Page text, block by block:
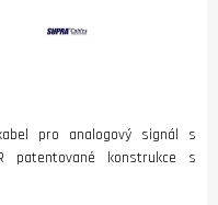
pro analogový signál s
patentované konstrukce s